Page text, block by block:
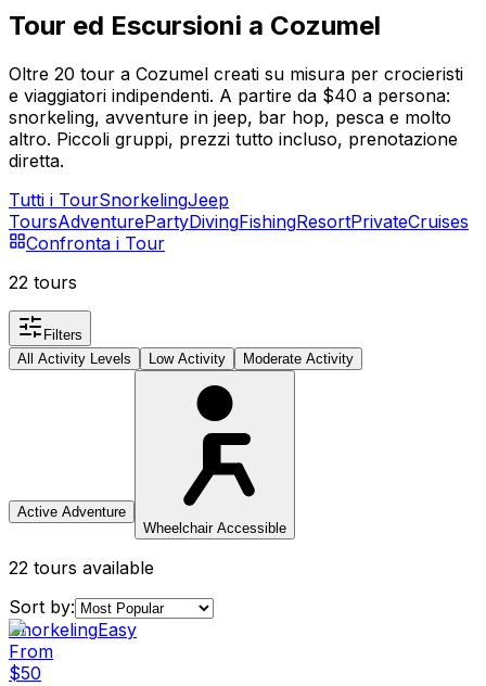
Tour ed Escursioni a Cozumel
Oltre 20 tour a Cozumel creati su misura per crocieristi
e viaggiatori indipendenti. A partire da $40 a persona:
snorkeling, avventure in jeep, bar hop, pesca e molto
altro. Piccoli gruppi, prezzi tutto incluso, prenotazione
diretta.
Tutti i TourSnorkelingJeep
ToursAdventurePartyDivingFishingResortPrivateCruises
Confronta i Tour
22 tours
Filters
All Activity Levels
Low Activity Moderate Activity
Active Adventure
Wheelchair Accessible
22 tours available
Sort by:
SnorkelingEasy
From
$50